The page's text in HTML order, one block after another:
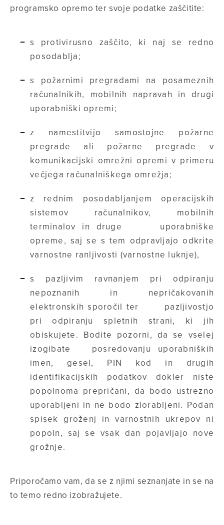
programsko opremo ter svoje podatke zaščitite:
s protivirusno zaščito, ki naj se redno
posodablja;
s požarnimi pregradami na posameznih
računalnikih, mobilnih napravah in drugi
uporabniški opremi;
z namestitvijo samostojne požarne
pregrade ali požarne pregrade v
komunikacijski omrežni opremi v primeru
večjega računalniškega omrežja;
z rednim posodabljanjem operacijskih
sistemov računalnikov, mobilnih
terminalov in druge uporabniške
opreme, saj se s tem odpravljajo odkrite
varnostne ranljivosti (varnostne luknje),
s pazljivim ravnanjem pri odpiranju
nepoznanih in nepričakovanih
elektronskih sporočil ter pazljivostjo
pri odpiranju spletnih strani, ki jih
obiskujete. Bodite pozorni, da se vselej
izogibate posredovanju uporabniških
imen, gesel, PIN kod in drugih
identifikacijskih podatkov dokler niste
popolnoma prepričani, da bodo ustrezno
uporabljeni in ne bodo zlorabljeni. Podan
spisek groženj in varnostnih ukrepov ni
popoln, saj se vsak dan pojavljajo nove
grožnje.
Priporočamo vam, da se z njimi seznanjate in se na
to temo redno izobražujete.